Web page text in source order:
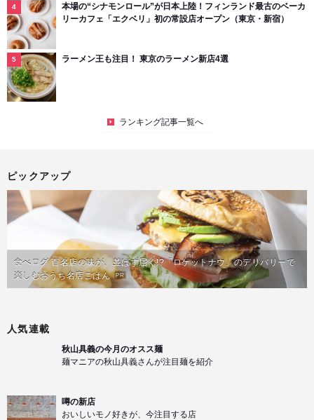
本場の“シナモンロール”が日本上陸！フィンランド最古のベーカ
リーカフェ「エクベリ」初の常設店オープン（東京・新宿）
ラーメン王も注目！ 東京のラーメン新店4選
ランキング記事一覧へ
ピックアップ
食べログ 百名店の味が、並ばず届く!?「ロケットナウ」のデリバリーで
楽しむおうち名店ごはん PR
人気連載
秋山具義の今月のオスス麺
麺マニアの秋山具義さんが注目麺を紹介
噂の新店
おいしいモノ好きが、今注目する店